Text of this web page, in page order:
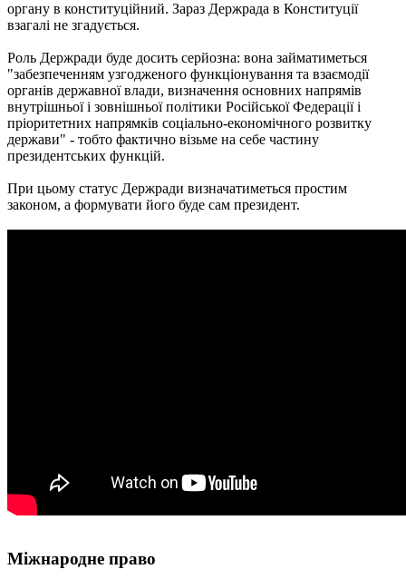
органу в конституційний. Зараз Держрада в Конституції
взагалі не згадується.
Роль Держради буде досить серйозна: вона займатиметься
"забезпеченням узгодженого функціонування та взаємодії
органів державної влади, визначення основних напрямів
внутрішньої і зовнішньої політики Російської Федерації і
пріоритетних напрямків соціально-економічного розвитку
держави" - тобто фактично візьме на себе частину
президентських функцій.
При цьому статус Держради визначатиметься простим
законом, а формувати його буде сам президент.
Міжнародне право